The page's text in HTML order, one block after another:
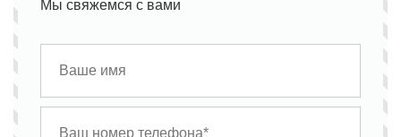
Мы свяжемся с вами